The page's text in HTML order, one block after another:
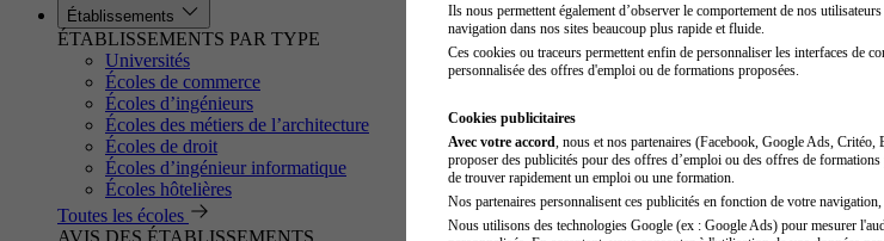
Établissements
ÉTABLISSEMENTS PAR TYPE
Universités
Écoles de commerce
Écoles d’ingénieurs
Écoles des métiers de l’architecture
Écoles de droit
Écoles d’ingénieur informatique
Écoles hôtelières
Toutes les écoles
AVIS DES ÉTABLISSEMENTS
Ils nous permettent également d’observer le comportement de nos
navigation dans nos sites beaucoup plus rapide et fluide.
Ces cookies ou traceurs permettent enfin de personnaliser les interfaces de
personnalisée des offres d'emploi ou de formations proposées.
Cookies publicitaires
Avec votre accord , nous et nos partenaires (Facebook, Google Ads,
proposer des publicités pour des offres d’emploi ou des offres de
de trouver rapidement un emploi ou une formation.
Nos partenaires personnalisent ces publicités en fonction de votre
Nous utilisons des technologies Google (ex : Google Ads) pour mesurer